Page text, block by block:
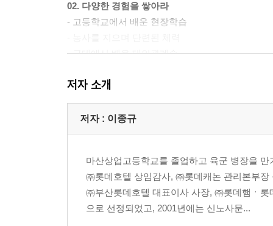
02. 다양한 경험을 쌓아라
- 고등학교에서 배운 현장학습
- 군대에서 배운 대인관계술
- 밑바닥부터 시작하는 것이 유리하다
03. 이종규만큼만 일하라
- 샐러리맨은 마케팅 능력을 갖추어야 한다
- 이종규만큼만 일하라
- 상사와 부하직원들과 공감대를 형성하라
저자 소개
저자 : 이종규
마산상업고등학교를 졸업하고 육군 병장을
㈜롯데호텔 상임감사, ㈜롯데캐논 관리본부
㈜부산롯데호텔 대표이사 사장, ㈜롯데햄ㆍ
으로 선정되었고, 2001년에는 신노사문...